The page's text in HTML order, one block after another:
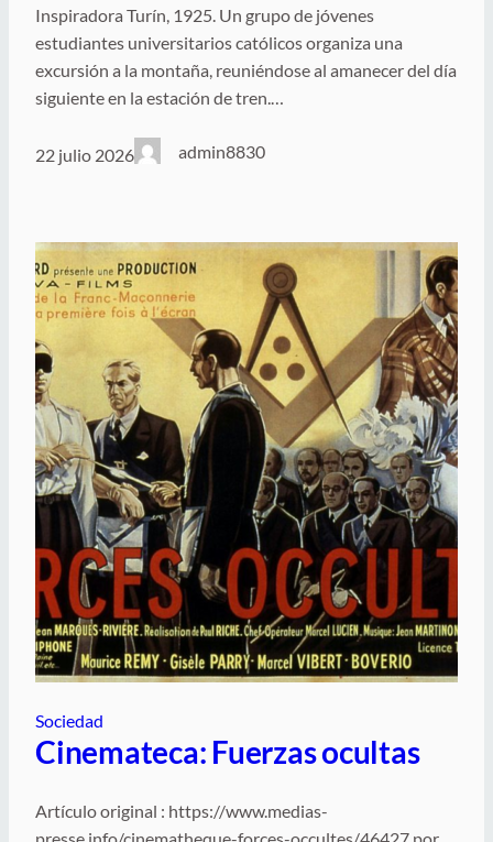
Inspiradora Turín, 1925. Un grupo de jóvenes
estudiantes universitarios católicos organiza una
excursión a la montaña, reuniéndose al amanecer del día
siguiente en la estación de tren.…
22 julio 2026 admin8830
Sociedad
Cinemateca: Fuerzas ocultas
Artículo original : https://www.medias-